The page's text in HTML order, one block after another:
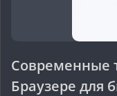
Современные
Браузере для